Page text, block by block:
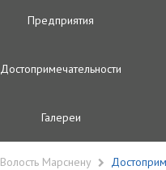
Предприятия
Достопримечательности
Галереи
Волость Марснену